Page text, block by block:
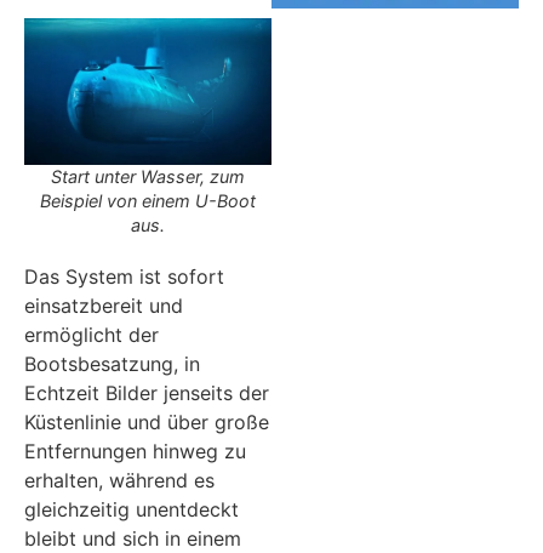
Start unter Wasser, zum
Beispiel von einem U-Boot
aus.
Das System ist sofort
einsatzbereit und
ermöglicht der
Bootsbesatzung, in
Echtzeit Bilder jenseits der
Küstenlinie und über große
Entfernungen hinweg zu
erhalten, während es
gleichzeitig unentdeckt
bleibt und sich in einem